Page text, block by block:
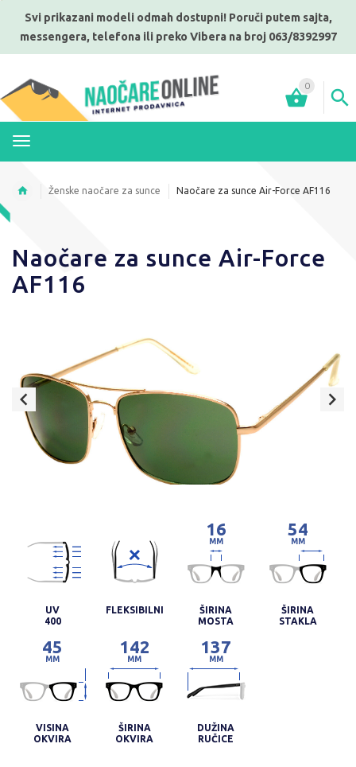
Svi prikazani modeli odmah dostupni! Poruči putem sajta,
messengera, telefona ili preko Vibera na broj 063/8392997
0
Ženske naočare za sunce Naočare za sunce Air-Force AF116
Naočare za sunce Air-Force
AF116
UV
400
FLEKSIBILNI
16
MM
ŠIRINA
MOSTA
54
MM
ŠIRINA
STAKLA
45
MM
VISINA
OKVIRA
142
MM
ŠIRINA
OKVIRA
137
MM
DUŽINA
RUČICE